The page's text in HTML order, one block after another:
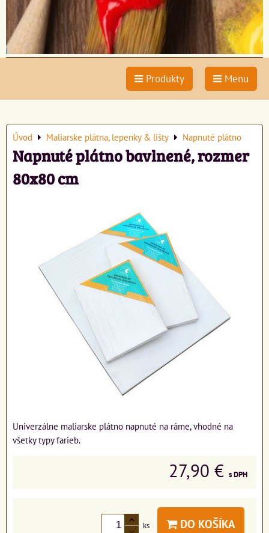
Produkty Menu
Úvod Maliarske plátna, lepenky & lišty Napnuté plátno
Napnuté plátno bavlnené, rozmer
80x80 cm
Univerzálne maliarske plátno napnuté na ráme, vhodné na
všetky typy farieb.
27,90 € s DPH
ks DO KOŠÍKA